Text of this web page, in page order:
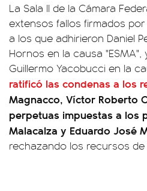
La Sala II de la Cámara
extensos fallos firmados
a los que adhirieron Daniel
Hornos en la causa
Guillermo Yacobucci en la
ratificó las condenas a los
Magnacco, Víctor Roberto
perpetuas impuestas a los
Malacalza y Eduardo José
rechazando los recursos de